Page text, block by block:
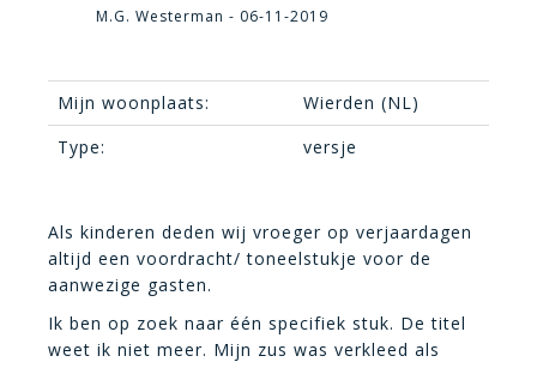
M.G. Westerman - 06-11-2019
Mijn woonplaats:
Wierden (NL)
Type:
versje
Als kinderen deden wij vroeger op verjaardagen
altijd een voordracht/ toneelstukje voor de
aanwezige gasten.
Ik ben op zoek naar één specifiek stuk. De titel
weet ik niet meer. Mijn zus was verkleed als